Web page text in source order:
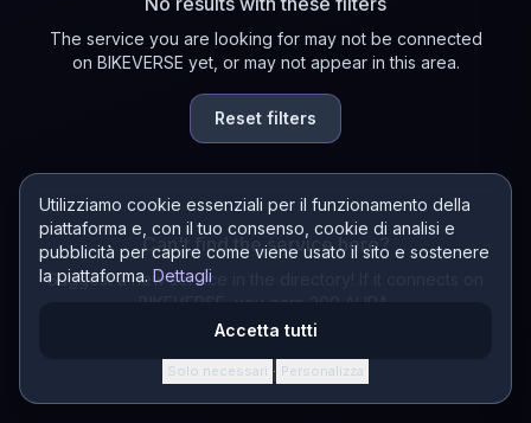
Utilizziamo cookie essenziali per il funzionamento della
piattaforma e, con il tuo consenso, cookie di analisi e
pubblicità per capire come viene usato il sito e sostenere
la piattaforma. Dettagli
Accetta tutti
Solo necessari · Personalizza
The service you are looking for may not be connected
on BIKEVERSE yet, or may not appear in this area.
Reset filters
Can't find the service here?
Suggest a new service in the directory! If it connects on
BIKEVERSE, you earn 200 AURA.
Suggest a service